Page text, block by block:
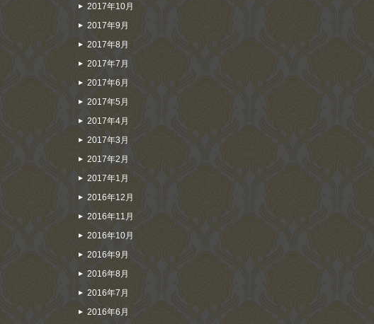
2017年10月
2017年9月
2017年8月
2017年7月
2017年6月
2017年5月
2017年4月
2017年3月
2017年2月
2017年1月
2016年12月
2016年11月
2016年10月
2016年9月
2016年8月
2016年7月
2016年6月